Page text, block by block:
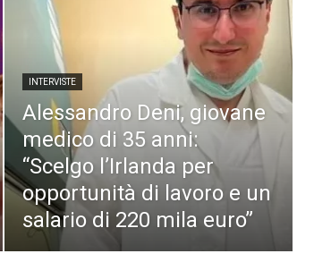
INTERVISTE
Alessandro Deni, giovane
medico di 35 anni:
“Scelgo l’Irlanda per
opportunità di lavoro e un
salario di 220 mila euro”